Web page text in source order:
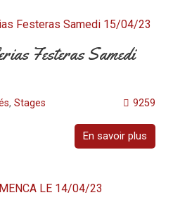
Festeras Samedi
9259
, Stages
En savoir plus